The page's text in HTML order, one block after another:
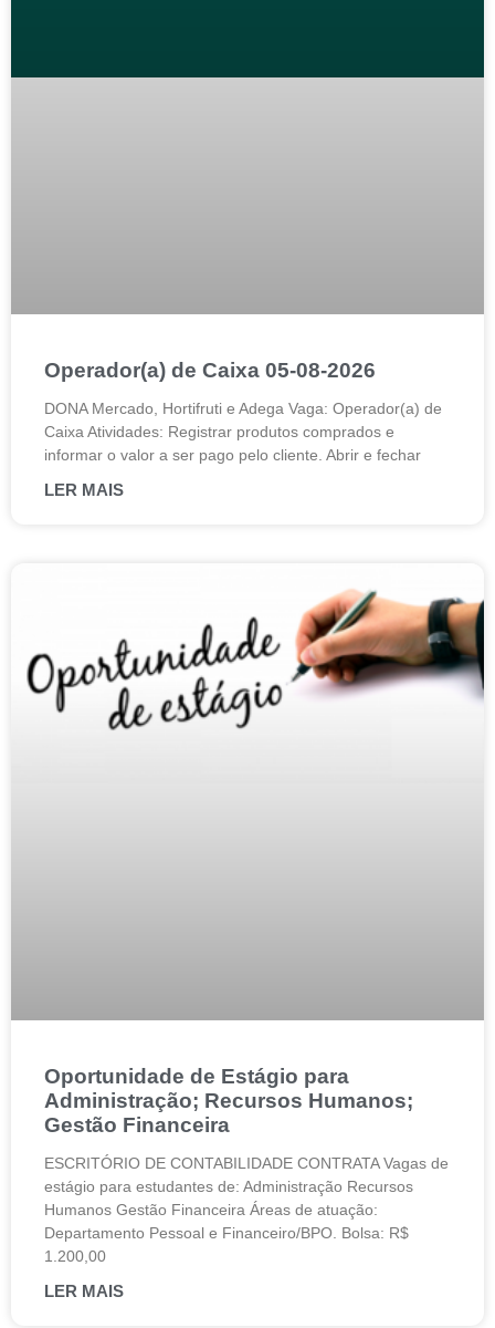
Operador(a) de Caixa 05-08-2026
DONA Mercado, Hortifruti e Adega Vaga: Operador(a) de
Caixa Atividades: Registrar produtos comprados e
informar o valor a ser pago pelo cliente. Abrir e fechar
LER MAIS
Oportunidade de Estágio para
Administração; Recursos Humanos;
Gestão Financeira
ESCRITÓRIO DE CONTABILIDADE CONTRATA Vagas de
estágio para estudantes de: Administração Recursos
Humanos Gestão Financeira Áreas de atuação:
Departamento Pessoal e Financeiro/BPO. Bolsa: R$
1.200,00
LER MAIS